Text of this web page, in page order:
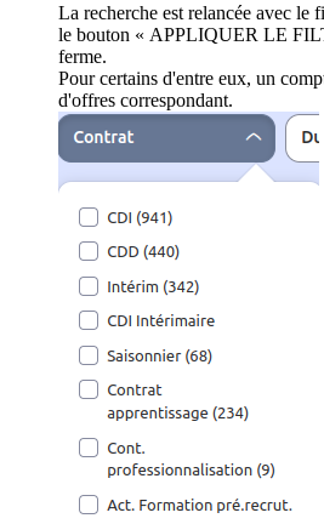
La recherche est relancée avec le
le bouton « APPLIQUER LE
ferme.
Pour certains d'entre eux, un
d'offres correspondant.